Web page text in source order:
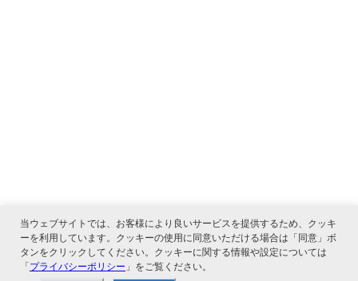
関連サービス
当ウェブサイトでは、お客様により良いサービスを提供するため、クッキ
ーを利用しています。クッキーの使用に同意いただける場合は「同意」ボ
タンをクリックしてください。クッキーに関する情報や設定については
「プライバシーポリシー 」をご覧ください。